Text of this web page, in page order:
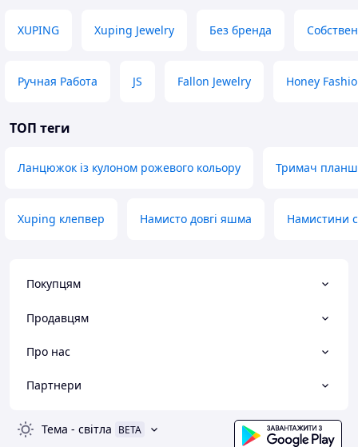
XUPING Xuping Jewelry Без бренда
Ручная Работа JS Fallon Jewelry Honey
ТОП теги
Ланцюжок із кулоном рожевого кольору Тримач
Xuping клепвер Намисто довгі яшма Намистини
Покупцям
Продавцям
Про нас
Партнери
Тема - світла BETA